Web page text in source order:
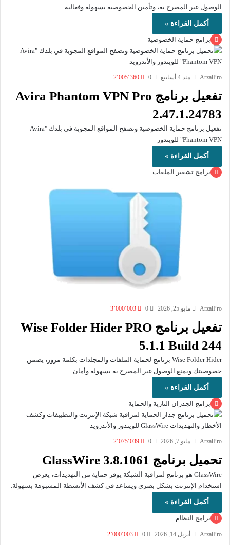
الوصول غير المصرح به، وتأمين الخصوصية بسهولة وفعالية.
أكمل القراءة »
برامج حماية الخصوصية
ArzalPro منذ 4 أسابيع 0 2٬005٬360
تفعيل برنامج Avira Phantom VPN Pro
2.47.1.24783
تفعيل برنامج حماية الخصوصية وتصفح المواقع المجوبة في بلدك "Avira
Phantom VPN" للويندوز
أكمل القراءة »
برامج تشفير الملفات
ArzalPro مايو 25, 2026 0 3٬000٬003
تفعيل برنامج Wise Folder Hider PRO
5.1.1 Build 244
Wise Folder Hider برنامج لحماية الملفات والمجلدات بكلمة مرور، يضمن
خصوصيتك ويمنع الوصول غير المصرح به بسهولة وأمان.
أكمل القراءة »
برامج الجدران النارية والحماية
ArzalPro مايو 7, 2026 0 2٬075٬039
تحميل برنامج GlassWire 3.8.1061
GlassWire هو برنامج لمراقبة الشبكة يوفر حماية من التهديدات، يعرض
استخدام الإنترنت بشكل بصري ويساعد في كشف الأنشطة المشبوهة بسهولة.
أكمل القراءة »
برامج النظام
ArzalPro أبريل 14, 2026 0 2٬000٬003